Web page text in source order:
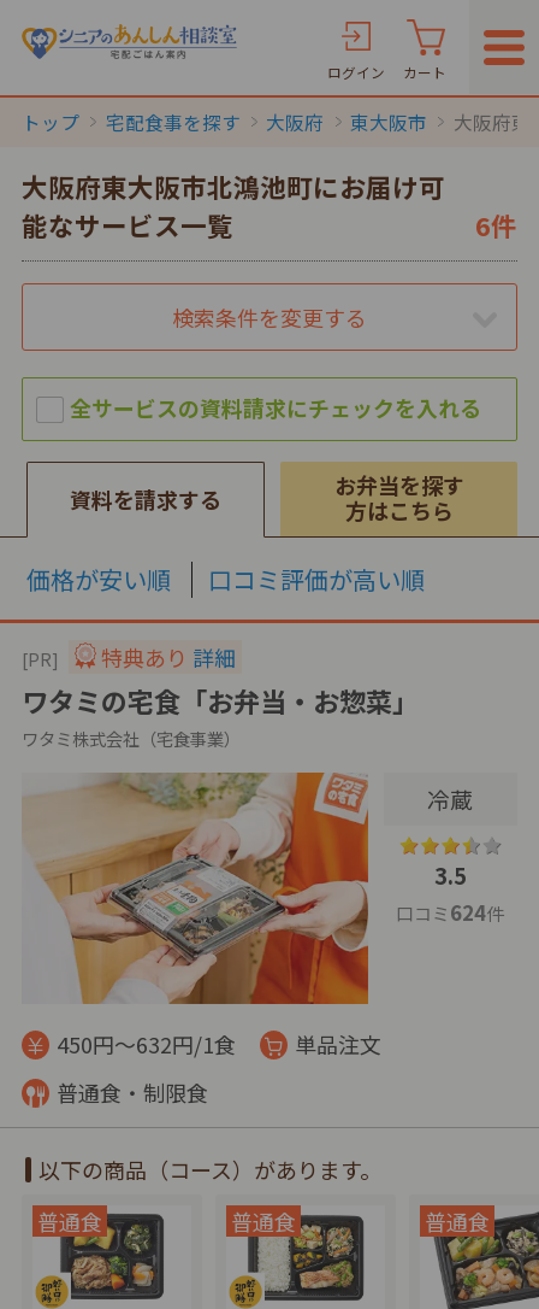
ログイン カート
トップ 宅配食事を探す 大阪府 東大阪市 大阪府東
大阪府東大阪市北鴻池町にお届け可
能なサービス一覧
6件
検索条件を変更する
資料を請求する
お弁当を探す
方はこちら
価格が安い順 口コミ評価が高い順
[PR] 特典あり 詳細
ワタミの宅食「お弁当・お惣菜」
ワタミ株式会社（宅食事業）
冷蔵
3.5
口コミ624件
450円～632円/1食
単品注文
普通食・制限食
以下の商品（コース）があります。